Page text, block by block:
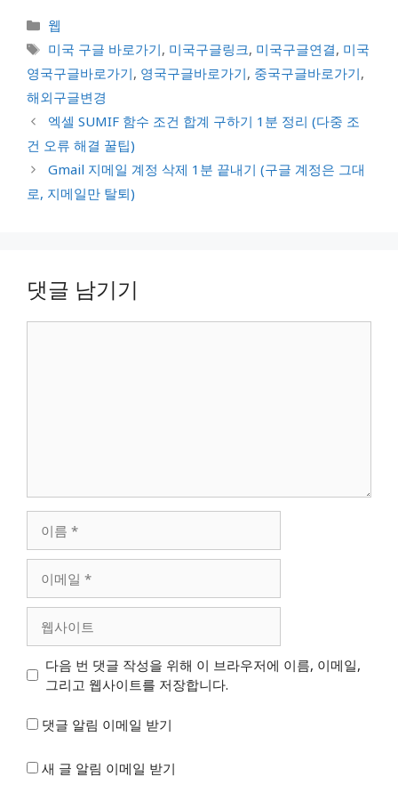
카
테
고
리
웹
태
그
미국 구글 바로가기, 미국구글링크, 미국구글연결, 미국
영국구글바로가기, 영국구글바로가기, 중국구글바로가기,
해외구글변경
엑셀 SUMIF 함수 조건 합계 구하기 1분 정리 (다중 조
건 오류 해결 꿀팁)
Gmail 지메일 계정 삭제 1분 끝내기 (구글 계정은 그대
로, 지메일만 탈퇴)
댓글 남기기
일
트
다음 번 댓글 작성을 위해 이 브라우저에 이름, 이메일,
그리고 웹사이트를 저장합니다.
댓글 알림 이메일 받기
새 글 알림 이메일 받기